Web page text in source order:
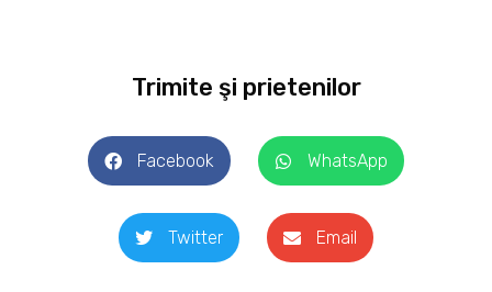
Trimite şi prietenilor
Facebook WhatsApp
Twitter Email